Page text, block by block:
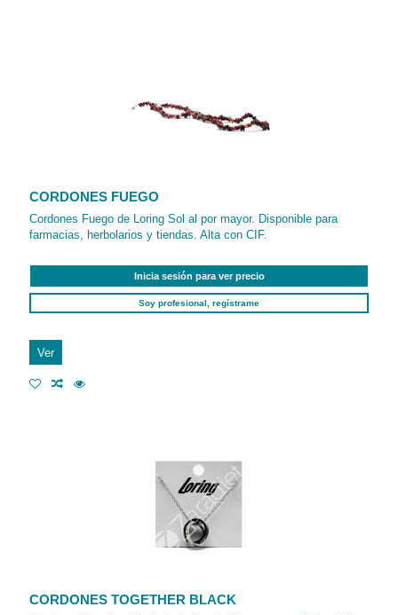
CORDONES FUEGO
Cordones Fuego de Loring Sol al por mayor. Disponible para
farmacias, herbolarios y tiendas. Alta con CIF.
Inicia sesión para ver precio
Soy profesional, regístrame
Ver
CORDONES TOGETHER BLACK